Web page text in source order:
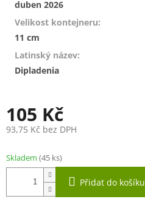
duben 2026
Velikost kontejneru:
11 cm
Latinský název:
Dipladenia
105 Kč
93,75 Kč bez DPH
cena:
Skladem (45 ks)
Přidat do košíku